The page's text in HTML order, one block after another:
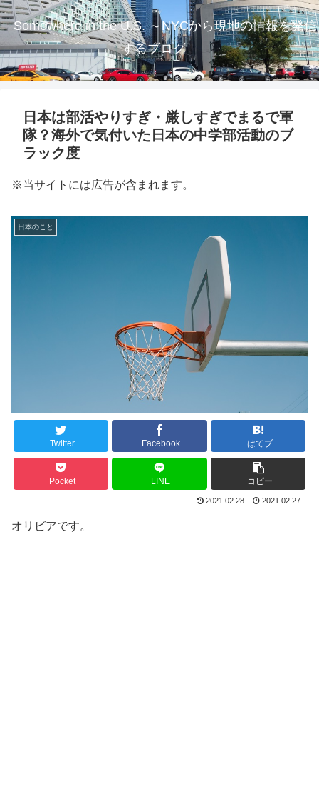
Somewhere in the U.S. ～NYCから現地の情報を発信
するブログ
日本は部活やりすぎ・厳しすぎでまるで軍
隊？海外で気付いた日本の中学部活動のブ
ラック度
※当サイトには広告が含まれます。
日本のこと
Twitter Facebook はてブ
Pocket LINE コピー
2021.02.28 2021.02.27
オリビアです。